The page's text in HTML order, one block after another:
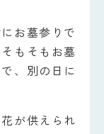
お墓参りで
もそもお墓
、別の日に
が供えられ